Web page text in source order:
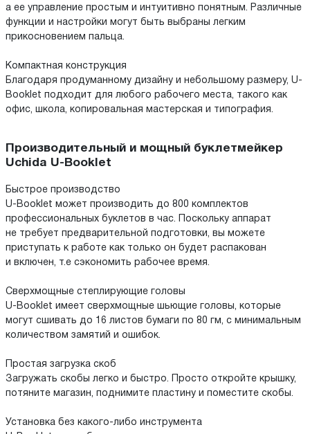
а ее управление простым и интуитивно понятным. Различные
функции и настройки могут быть выбраны легким
прикосновением пальца.
Компактная конструкция
Благодаря продуманному дизайну и небольшому размеру, U-
Booklet подходит для любого рабочего места, такого как
офис, школа, копировальная мастерская и типография.
Производительный и мощный буклетмейкер
Uchida U-Booklet
Быстрое производство
U-Booklet может производить до 800 комплектов
профессиональных буклетов в час. Поскольку аппарат
не требует предварительной подготовки, вы можете
приступать к работе как только он будет распакован
и включен, т.е сэкономить рабочее время.
Сверхмощные степлирующие головы
U-Booklet имеет сверхмощные шьющие головы, которые
могут сшивать до 16 листов бумаги по 80 гм, с минимальным
количеством замятий и ошибок.
Простая загрузка скоб
Загружать скобы легко и быстро. Просто откройте крышку,
потяните магазин, поднимите пластину и поместите скобы.
Установка без какого-либо инструмента